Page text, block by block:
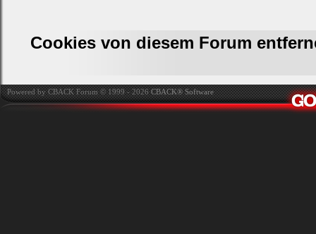
Cookies von diesem Forum
Powered by CBACK Forum © 1999 - 2026CBACK® Software